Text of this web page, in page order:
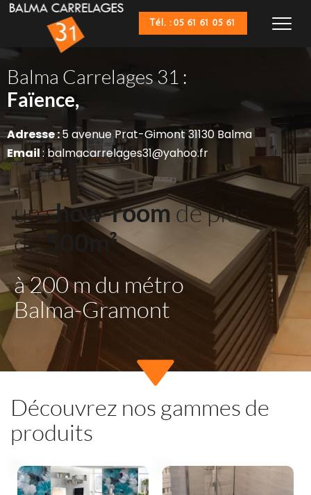
Tél. : 05 61 61 05 61
Balma Carrelages 31 :
Faïence,
Sanitaires,
Adresse : 5 avenue Prat-Gimont 31130 Balma
Email : balmacarrelages31@yahoo.fr
un show-room de plus
de 500m²
à 200 m du métro
Balma-Gramont
Découvrez nos gammes de
produits